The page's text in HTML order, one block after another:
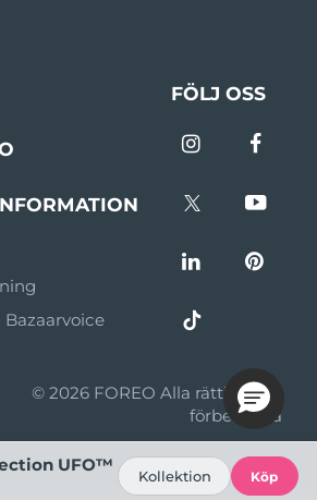
FÖLJ OSS
Bazaarvoice
© 2026 FOREO Alla rättigheter
förbehållna
UFO™
Kollektion Köp